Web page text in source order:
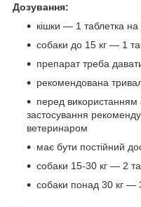
Дозування:
кішки — 1 таблетка на
собаки до 15 кг — 1
препарат треба
рекомендована
перед
застосування
ветеринаром
має бути постійний
собаки 15-30 кг — 2
собаки понад 30 кг —